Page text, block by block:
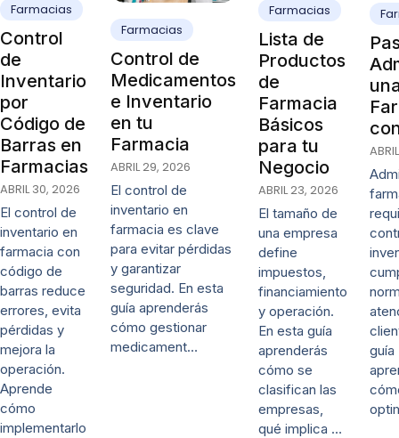
Farmacias
Control
de
Inventario
por
Código de
Barras en
Farmacias
ABRIL 30, 2026
El control de
inventario en
farmacia con
código de
barras reduce
errores, evita
pérdidas y
mejora la
operación.
Aprende
cómo
implementarlo
Farmacias
Control de
Medicamentos
e Inventario
en tu
Farmacia
ABRIL 29, 2026
El control de
inventario en
farmacia es clave
para evitar pérdidas
y garantizar
seguridad. En esta
guía aprenderás
cómo gestionar
medicament…
Farmacias
Lista de
Productos
de
Farmacia
Básicos
para tu
Negocio
ABRIL 23, 2026
El tamaño de
una empresa
define
impuestos,
financiamiento
y operación.
En esta guía
aprenderás
cómo se
clasifican las
empresas,
qué implica …
guía